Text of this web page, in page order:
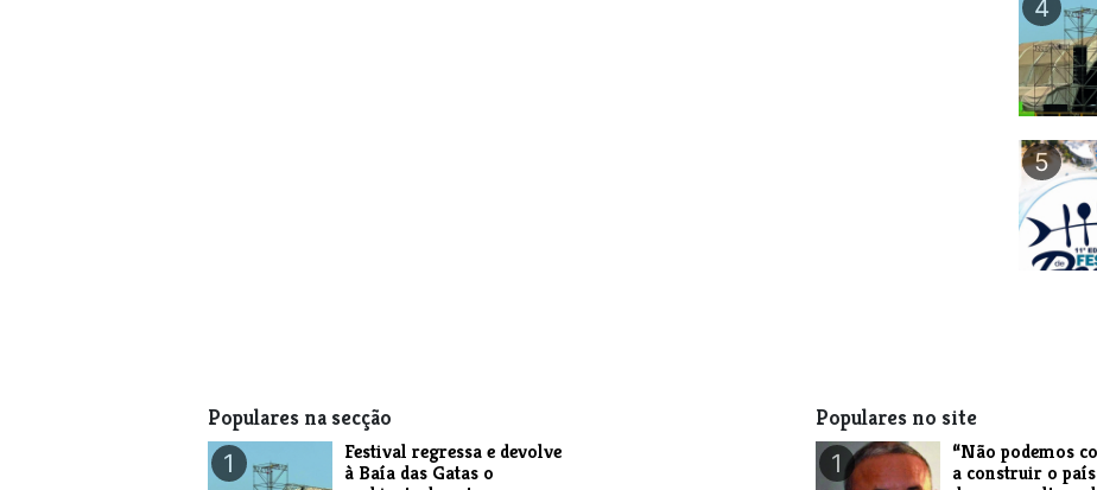
4
5
Populares na secção
1
Festival regressa e devolve
à Baía das Gatas o
Populares no site
1
“Não podemos
a construir o